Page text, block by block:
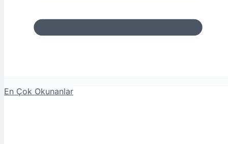
En Çok Okunanlar